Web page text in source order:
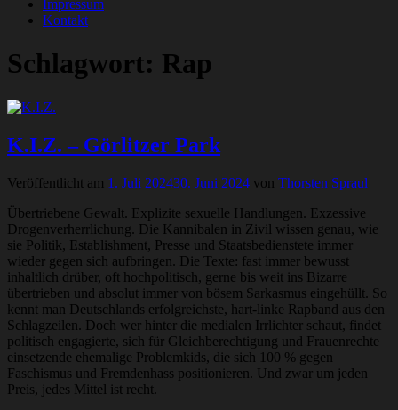
Impressum
Kontakt
Schlagwort: Rap
K.I.Z. – Görlitzer Park
Veröffentlicht am 1. Juli 202430. Juni 2024 von Thorsten Spraul
Übertriebene Gewalt. Explizite sexuelle Handlungen. Exzessive
Drogenverherrlichung. Die Kannibalen in Zivil wissen genau, wie
sie Politik, Establishment, Presse und Staatsbedienstete immer
wieder gegen sich aufbringen. Die Texte: fast immer bewusst
inhaltlich drüber, oft hochpolitisch, gerne bis weit ins Bizarre
übertrieben und absolut immer von bösem Sarkasmus eingehüllt. So
kennt man Deutschlands erfolgreichste, hart-linke Rapband aus den
Schlagzeilen. Doch wer hinter die medialen Irrlichter schaut, findet
politisch engagierte, sich für Gleichberechtigung und Frauenrechte
einsetzende ehemalige Problemkids, die sich 100 % gegen
Faschismus und Fremdenhass positionieren. Und zwar um jeden
Preis, jedes Mittel ist recht.